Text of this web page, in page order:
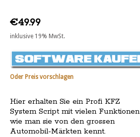
€49.99
inklusive 19% MwSt.
Oder Preis vorschlagen
Hier erhalten Sie ein Profi KFZ
System Script mit vielen Funktionen
wie man sie von den grossen
Automobil-Märkten kennt.